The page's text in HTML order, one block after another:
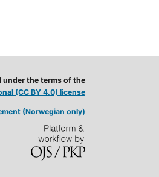
under the terms of the
(CC BY 4.0) license
(Norwegian only)